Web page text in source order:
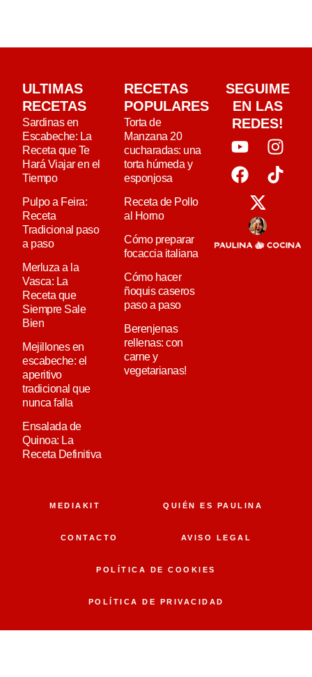
ULTIMAS
RECETAS
Sardinas en
Escabeche: La
Receta que Te
Hará Viajar en el
Tiempo
Pulpo a Feira:
Receta
Tradicional paso
a paso
Merluza a la
Vasca: La
Receta que
Siempre Sale
Bien
Mejillones en
escabeche: el
aperitivo
tradicional que
nunca falla
Ensalada de
Quinoa: La
Receta Definitiva
RECETAS
POPULARES
Torta de
Manzana 20
cucharadas: una
torta húmeda y
esponjosa
Receta de Pollo
al Horno
Cómo preparar
focaccia italiana
Cómo hacer
ñoquis caseros
paso a paso
Berenjenas
rellenas: con
carne y
vegetarianas!
SEGUIME
EN LAS
REDES!
MEDIAKIT QUIÉN ES PAULINA
CONTACTO AVISO LEGAL
POLÍTICA DE COOKIES
POLÍTICA DE PRIVACIDAD